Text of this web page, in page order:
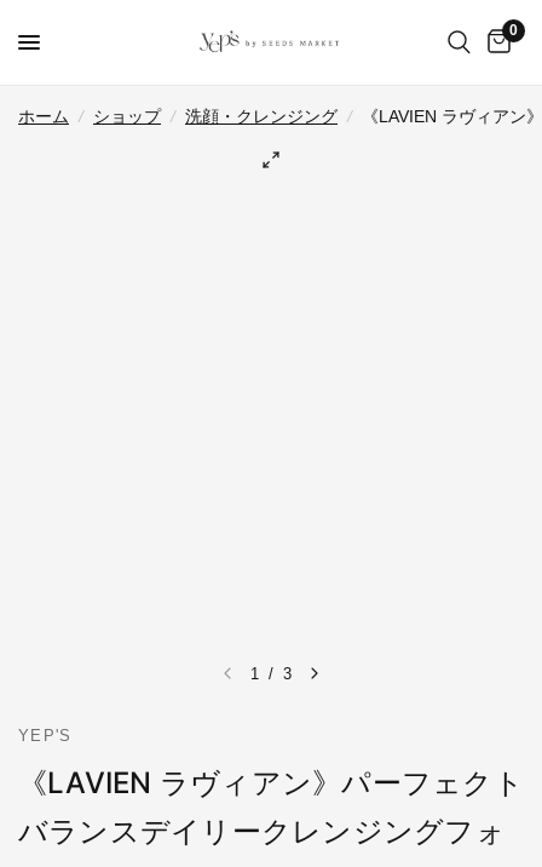
0
ホーム / ショップ / 洗顔・クレンジング / 《LAVIEN ラヴィアン
1 / 3
YEP'S
《LAVIEN ラヴィアン》パーフェクト
バランスデイリークレンジングフォ